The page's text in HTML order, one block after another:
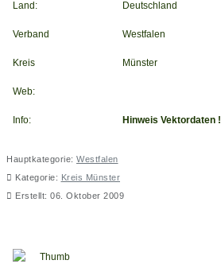
Land: Deutschland
Verband Westfalen
Kreis Münster
Web:
Info: Hinweis Vektordaten !
Hauptkategorie: Westfalen
Kategorie: Kreis Münster
Erstellt: 06. Oktober 2009